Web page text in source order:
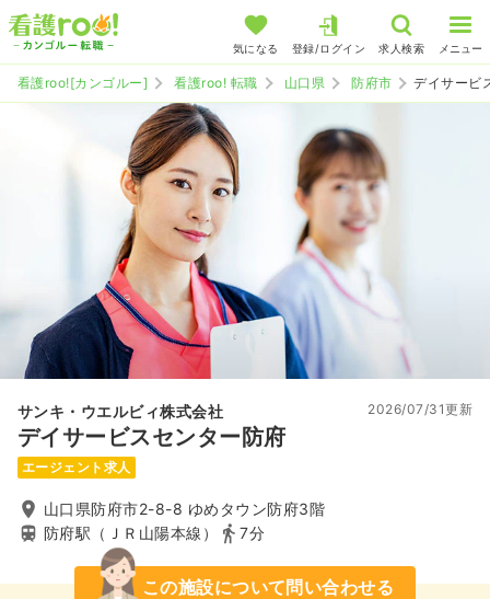
気になる 登録/ログイン 求人検索 メニュー
看護roo![カンゴルー] 看護roo! 転職 山口県 防府市 デイサービ
サンキ・ウエルビィ株式会社
デイサービスセンター防府
2026/07/31更新
エージェント求人
山口県防府市2-8-8 ゆめタウン防府3階
防府駅（ＪＲ山陽本線）
7分
この施設について問い合わせる